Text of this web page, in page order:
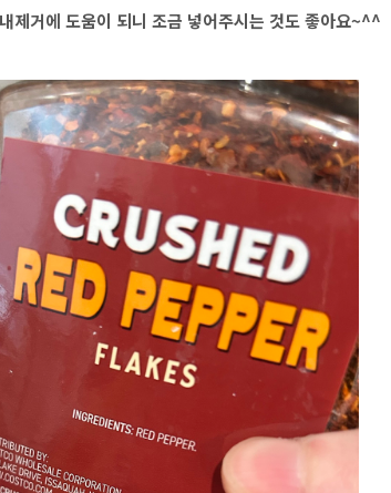
제거에 도움이 되니 조금 넣어주시는 것도 좋아요~^^